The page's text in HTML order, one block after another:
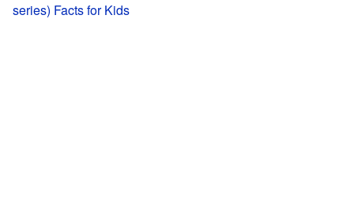
series) Facts for Kids